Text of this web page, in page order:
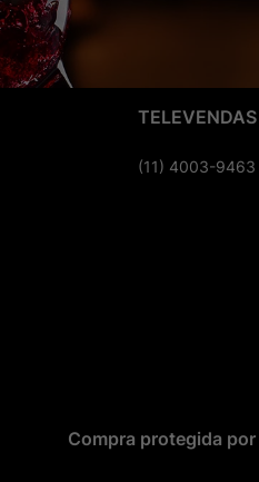
TELEVENDAS
(11) 4003-9463
Compra protegida por